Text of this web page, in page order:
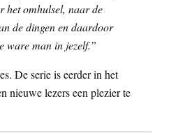
het omhulsel, naar de
de dingen en daardoor
ware man in jezelf.”
De serie is eerder in het
nieuwe lezers een plezier te